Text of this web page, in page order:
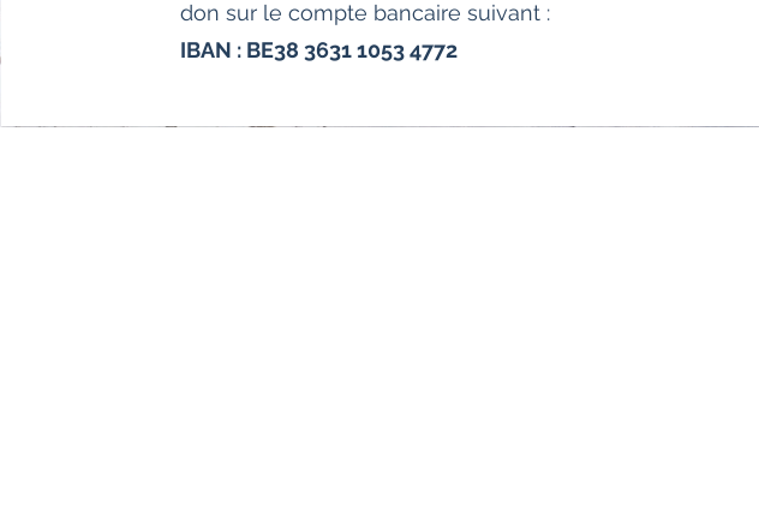
don sur le compte bancaire suivant :
IBAN : BE38 3631 1053 4772